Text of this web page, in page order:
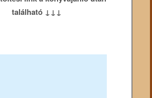
található ↓↓↓